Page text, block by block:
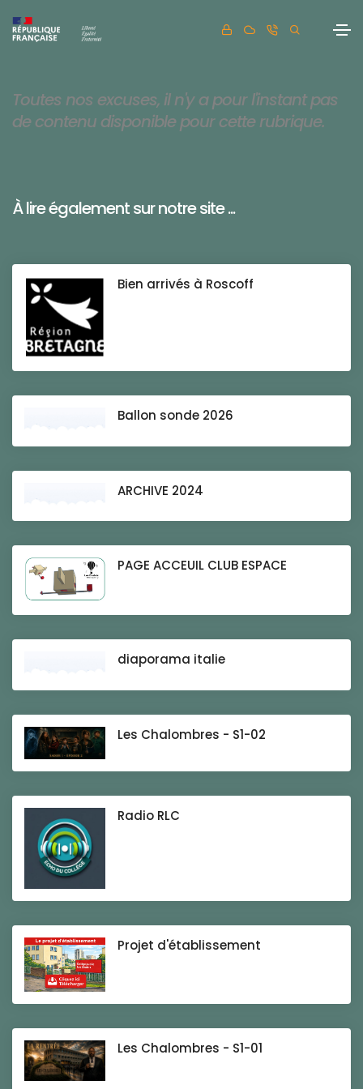
Toutes nos excuses, il n'y a pour l'instant pas
de contenu disponible pour cette rubrique.
À lire également sur notre site ...
Bien arrivés à Roscoff
Ballon sonde 2026
ARCHIVE 2024
PAGE ACCEUIL CLUB ESPACE
diaporama italie
Les Chalombres - S1-02
Radio RLC
Projet d'établissement
Les Chalombres - S1-01